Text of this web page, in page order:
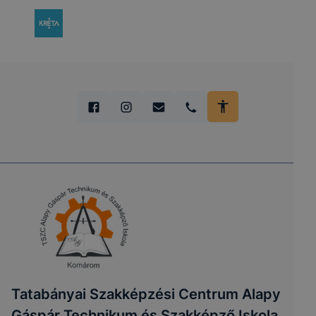
Tatabányai Szakképzési Centrum Alapy